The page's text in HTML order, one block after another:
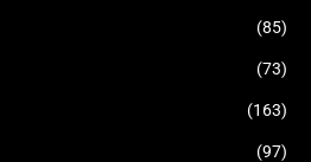
(85)
(73)
(163)
(97)